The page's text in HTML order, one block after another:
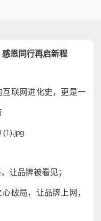
恩同行再启新程
联网进化史，更是一
让品牌被看见；
破局，让品牌上网，